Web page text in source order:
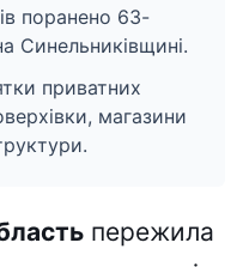
поранено 63-
Синельниківщині.
приватних
магазини
пережила